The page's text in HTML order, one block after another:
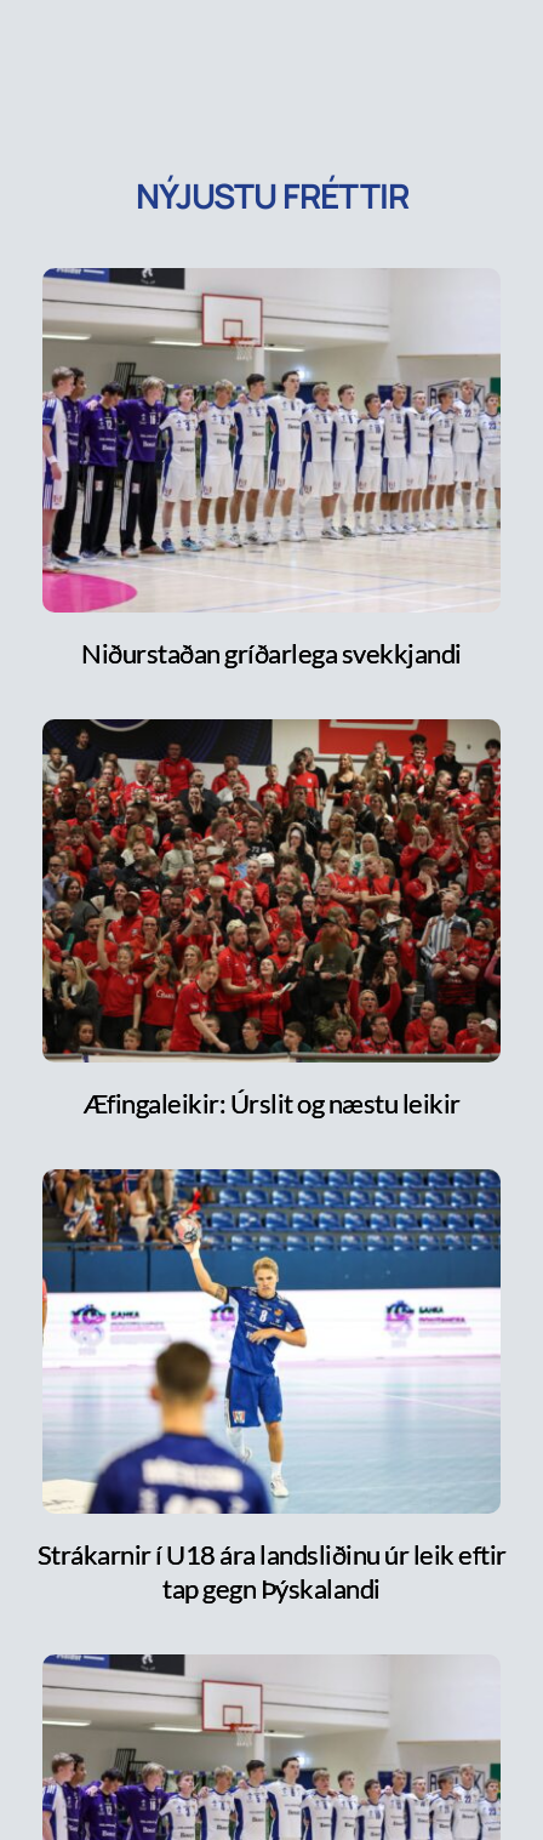
NÝJUSTU FRÉTTIR
Niðurstaðan gríðarlega svekkjandi
Æfingaleikir: Úrslit og næstu leikir
Strákarnir í U18 ára landsliðinu úr leik eftir
tap gegn Þýskalandi